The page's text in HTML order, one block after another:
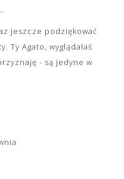
jeszcze podziękować
Ty Agato, wyglądałaś
- są jedyne w